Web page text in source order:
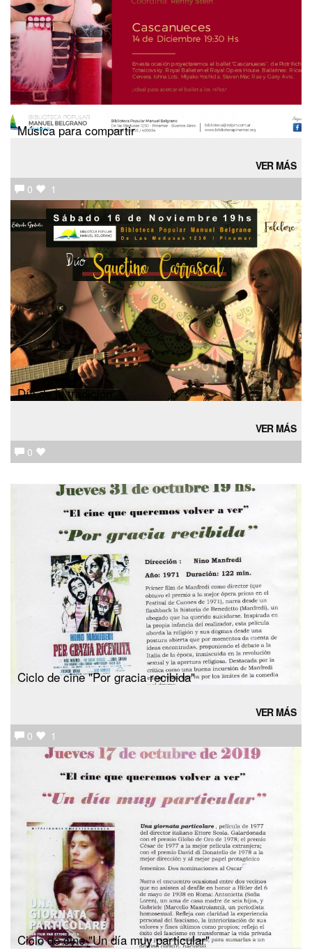
Música para compartir
VER MÁS
0
1
Día de la tradición
VER MÁS
0
Ciclo de cine "Por gracia recibida"
VER MÁS
0
1
Ciclo de cine "Un día muy particular"